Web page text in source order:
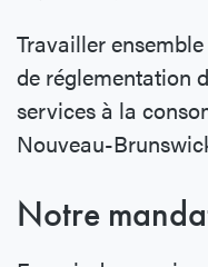
Travailler
de réglementation
services à la
Nouveau-
Notre